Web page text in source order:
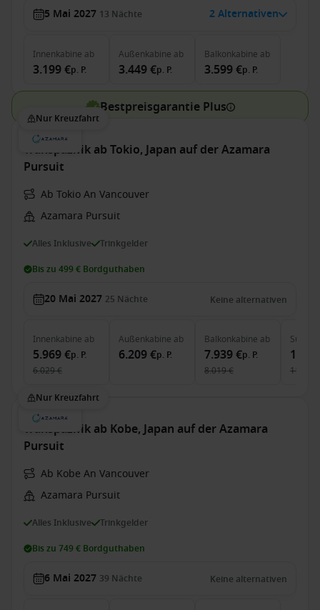
5 Mai 2027 13 Nächte 2 Alternativen
Innenkabine ab
3.199 €p. P.
Außenkabine ab
3.449 €p. P.
Balkonkabine ab
3.599 €p. P.
Bestpreisgarantie Plus
Nur Kreuzfahrt
Transpazifik ab Tokio, Japan auf der Azamara
Pursuit
Ab Tokio An Vancouver
Azamara Pursuit
Alles Inklusive Trinkgelder
Bis zu 499 € Bordguthaben
20 Mai 2027 25 Nächte Keine alternativen
Innenkabine ab
5.969 €p. P.
6.029 €
Außenkabine ab
6.209 €p. P.
Balkonkabine ab
7.939 €p. P.
8.019 €
Suite
11.635
Nur Kreuzfahrt
Transpazifik ab Kobe, Japan auf der Azamara
Pursuit
Ab Kobe An Vancouver
Azamara Pursuit
Alles Inklusive Trinkgelder
Bis zu 749 € Bordguthaben
6 Mai 2027 39 Nächte Keine alternativen